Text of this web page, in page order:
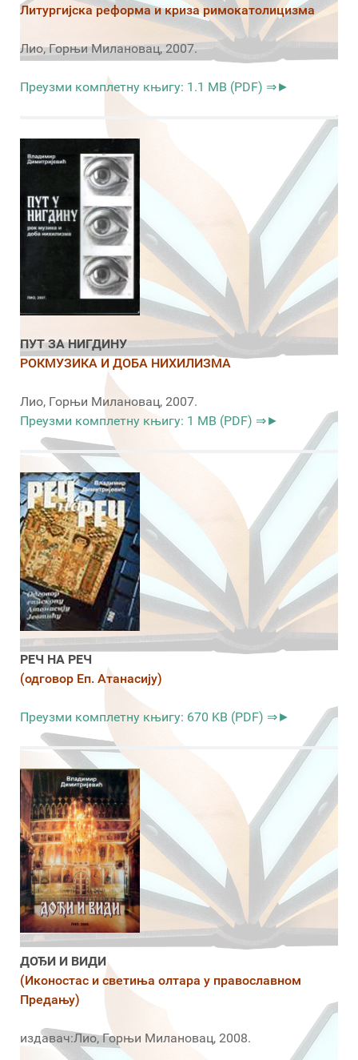
Литургијска реформа и криза римокатолицизма
Лио, Горњи Милановац, 2007.
Преузми комплетну књигу: 1.1 MB (PDF) ⇒►
ПУТ ЗА НИГДИНУ
РОКМУЗИКА И ДОБА НИХИЛИЗМА
Лио, Горњи Милановац, 2007.
Преузми комплетну књигу: 1 MB (PDF) ⇒►
РЕЧ НА РЕЧ
(одговор Еп. Атанасију)
Преузми комплетну књигу: 670 KB (PDF) ⇒►
ДОЂИ И ВИДИ
(Иконостас и светиња олтара у православном
Предању)
издавач:Лио, Горњи Милановац, 2008.